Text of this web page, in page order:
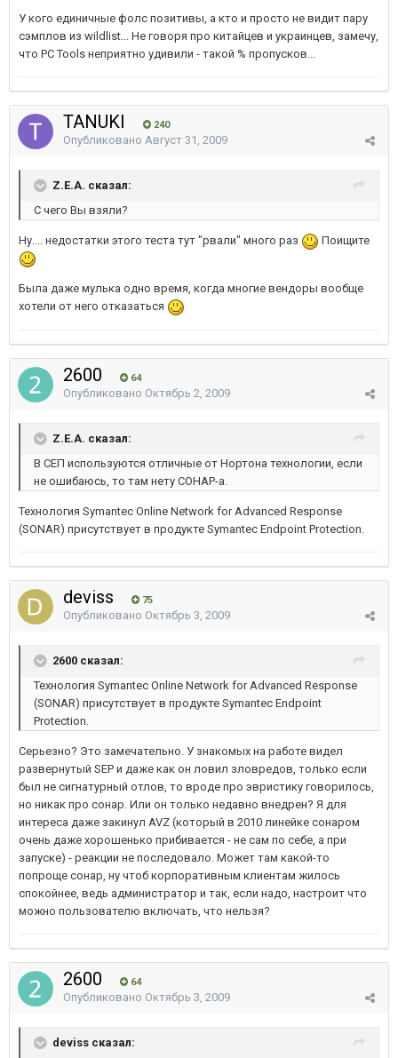
У кого единичные фолс позитивы, а кто и просто не видит пару
сэмплов из wildlist... Не говоря про китайцев и украинцев, замечу,
что PC Tools неприятно удивили - такой % пропусков...
TANUKI 240
Опубликовано Август 31, 2009
Z.E.A. сказал:
С чего Вы взяли?
Ну.... недостатки этого теста тут "рвали" много раз Поищите
Была даже мулька одно время, когда многие вендоры вообще
хотели от него отказаться
2600 64
Опубликовано Октябрь 2, 2009
Z.E.A. сказал:
В СЕП используются отличные от Нортона технологии, если
не ошибаюсь, то там нету СОНАР-а.
Технология Symantec Online Network for Advanced Response
(SONAR) присутствует в продукте Symantec Endpoint Protection.
deviss 75
Опубликовано Октябрь 3, 2009
2600 сказал:
Технология Symantec Online Network for Advanced Response
(SONAR) присутствует в продукте Symantec Endpoint
Protection.
Серьезно? Это замечательно. У знакомых на работе видел
развернутый SEP и даже как он ловил зловредов, только если
был не сигнатурный отлов, то вроде про эвристику говорилось,
но никак про сонар. Или он только недавно внедрен? Я для
интереса даже закинул AVZ (который в 2010 линейке сонаром
очень даже хорошенько прибивается - не сам по себе, а при
запуске) - реакции не последовало. Может там какой-то
попроще сонар, ну чтоб корпоративным клиентам жилось
спокойнее, ведь администратор и так, если надо, настроит что
можно пользователю включать, что нельзя?
2600 64
Опубликовано Октябрь 3, 2009
deviss сказал: